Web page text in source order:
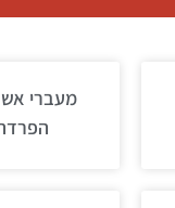
מעברי אש